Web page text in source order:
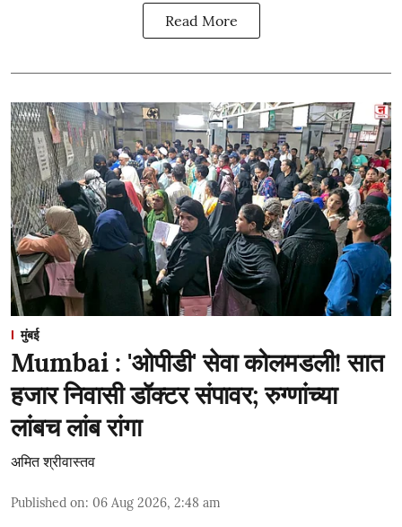
Read More
मुंबई
Mumbai : 'ओपीडी' सेवा कोलमडली! सात
हजार निवासी डॉक्टर संपावर; रुग्णांच्या
लांबच लांब रांगा
अमित श्रीवास्तव
Published on: 06 Aug 2026, 2:48 am